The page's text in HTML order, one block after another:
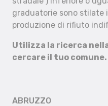
graduatorie sono stilate
produzione di rifiuto
Utilizza la ricerca
cercare il tuo comune.
ABRUZZO